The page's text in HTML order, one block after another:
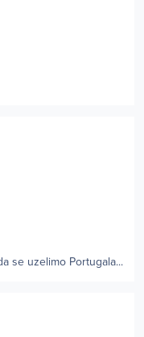
se uzelimo Portugala...